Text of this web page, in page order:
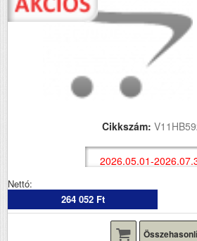
Cikkszám:
2026.05.01-
Nettó:
264 052 Ft